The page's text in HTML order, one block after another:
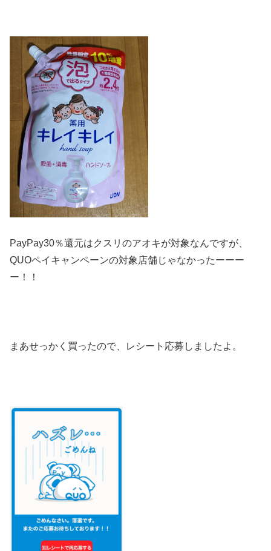
PayPay30％還元はクスリのアオキが対象なんですが、
QUOペイキャンペーンの対象店舗じゃなかったーーー
ー！！
まあせっかく買ったので、レシート応募しましたよ。